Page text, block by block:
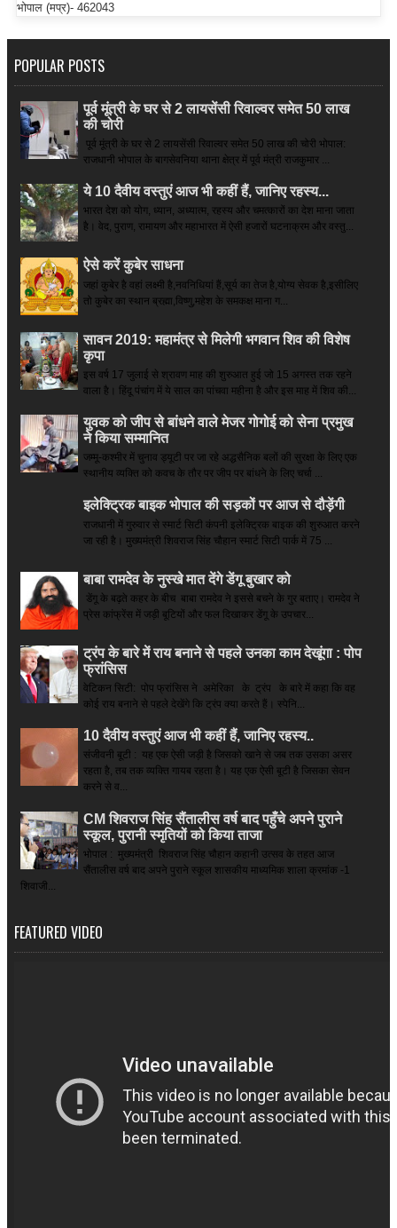
भोपाल (मप्र)- 462043
POPULAR POSTS
पूर्व मूंत्री के घर से 2 लायसेंसी रिवाल्वर समेत 50 लाख
की चोरी
पूर्व मूंत्री के घर से 2 लायसेंसी रिवाल्वर समेत 50 लाख की चोरी भोपाल:
राजधानी भोपाल के बागसेवनिया थाना क्षेत्र में पूर्व मंत्री राजकुमार ...
ये 10 दैवीय वस्तुएं आज भी कहीं हैं, जानिए रहस्य...
भारत देश को योग, ध्यान, अध्यात्म, रहस्य और चमत्कारों का देश माना जाता
है। वेद, पुराण, रामायण और महाभारत में ऐसी हजारों घटनाक्रम और वस्तु...
ऐसे करें कुबेर साधना
जहां कुबेर है­ वहां लक्ष्मी है,नवनिधियां हैं,सूर्य का तेज है,योग्य सेवक है,इसीलिए
तो कुबेर का स्थान ब्रह्मा,विष्णु,महेश के समकक्ष माना ग...
सावन 2019: महामंत्र से मिलेगी भगवान शिव की विशेष
कृपा
इस वर्ष 17 जुलाई से श्रावण माह की शुरुआत हुई जो 15 अगस्त तक रहने
वाला है। हिंदू पंचांग में ये साल का पांचवा महीना है और इस माह में शिव की...
युवक को जीप से बांधने वाले मेजर गोगोई को सेना प्रमुख
ने किया सम्‍मानित
जम्मू-कश्मीर में चुनाव ड्यूटी पर जा रहे अद्धसैनिक बलों की सुरक्षा के लिए एक
स्थानीय व्यक्ति को कवच के तौर पर जीप पर बांधने के लिए चर्चा ...
इलेक्ट्रिक बाइक भोपाल की सड़कों पर आज से दौड़ेंगी
राजधानी में गुरुवार से स्मार्ट सिटी कंपनी इलेक्ट्रिक बाइक की शुरुआत करने
जा रही है। मुख्यमंत्री शिवराज सिंह चौहान स्मार्ट सिटी पार्क में 75 ...
बाबा रामदेव के नुस्खे मात देंगे डेंगू बुखार को
डेंगू के बढ़ते कहर के बीच बाबा रामदेव ने इससे बचने के गुर बताए। रामदेव ने
प्रेस कांफ्रेंस में जड़ी बूटियों और फल दिखाकर डेंगू के उपचार...
ट्रंप के बारे में राय बनाने से पहले उनका काम देखूंगा : पोप
फ्रांसिस
वेटिकन सिटी: पोप फ्रांसिस ने अमेरिका के ट्रंप के बारे में कहा कि वह
कोई राय बनाने से पहले देखेंगे कि ट्रंप क्या करते हैं। स्पेनि...
10 दैवीय वस्तुएं आज भी कहीं हैं, जानिए रहस्य..
संजीवनी बूटी : यह एक ऐसी जड़ी है जिसको खाने से जब तक उसका असर
रहता है, तब तक व्यक्ति गायब रहता है। यह एक ऐसी बूटी है जिसका सेवन
करने से व...
CM शिवराज सिंह सैंतालीस वर्ष बाद पहुँचे अपने पुराने
स्कूल, पुरानी स्मृतियों को किया ताजा
भोपाल : मुख्यमंत्री शिवराज सिंह चौहान कहानी उत्सव के तहत आज
सैंतालीस वर्ष बाद अपने पुराने स्कूल शासकीय माध्यमिक शाला क्रमांक -1
शिवाजी...
FEATURED VIDEO